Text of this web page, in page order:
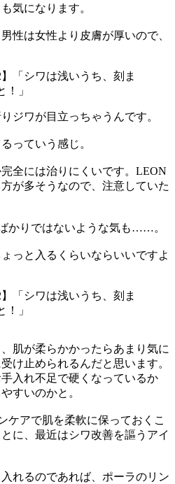
気になります。
性は女性より皮膚が厚いので、
ジワが目立っちゃうんです。
っていう感じ。
全には治りにくいです。LEON
が多そうなので、注意していた
かりではないような気も……。
っと入るくらいならいいですよ
肌が柔らかかったらあまり気に
け止められるんだと思います。
入れ不足で硬くなっているか
すいのかと。
ケアで肌を柔軟に保っておくこ
に、最近はシワ改善を謳うアイ
れるのであれば、ポーラのリン